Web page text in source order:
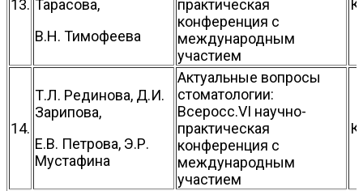
13. Тарасова,
В.Н. Тимофеева
практическая
конференция с
международным
участием
14.
Т.Л. Рединова, Д.И.
Зарипова,
Е.В. Петрова, Э.Р.
Мустафина
Актуальные вопросы
стоматологии:
Всеросс.VI научно-
практическая
конференция с
международным
участием